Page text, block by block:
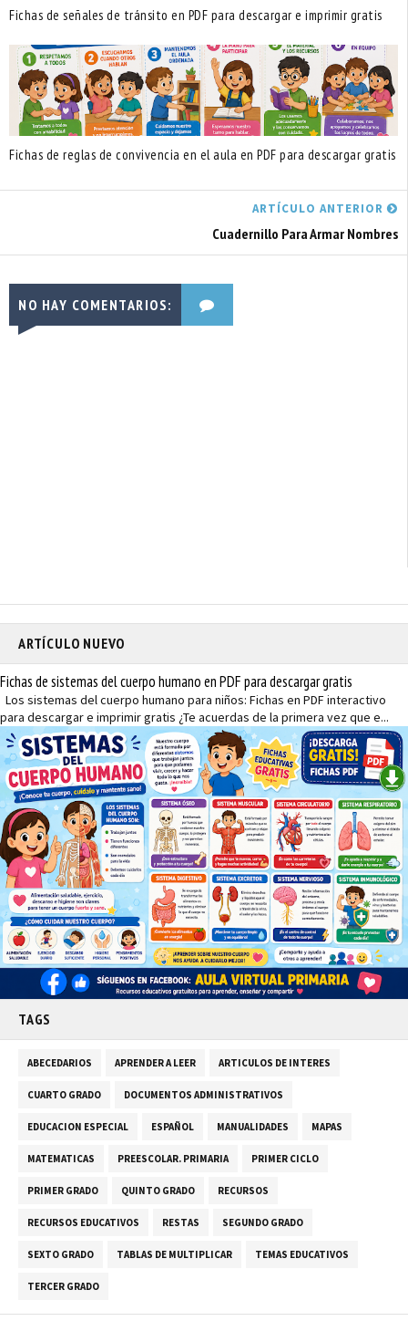
Fichas de señales de tránsito en PDF para descargar e imprimir gratis
Fichas de reglas de convivencia en el aula en PDF para descargar gratis
ARTÍCULO ANTERIOR
Cuadernillo Para Armar Nombres
NO HAY COMENTARIOS:
ARTÍCULO NUEVO
Fichas de sistemas del cuerpo humano en PDF para descargar gratis
Los sistemas del cuerpo humano para niños: Fichas en PDF interactivo
para descargar e imprimir gratis ¿Te acuerdas de la primera vez que e...
TAGS
ABECEDARIOS APRENDER A LEER ARTICULOS DE INTERES
CUARTO GRADO DOCUMENTOS ADMINISTRATIVOS
EDUCACION ESPECIAL ESPAÑOL MANUALIDADES MAPAS
MATEMATICAS PREESCOLAR. PRIMARIA PRIMER CICLO
PRIMER GRADO QUINTO GRADO RECURSOS
RECURSOS EDUCATIVOS RESTAS SEGUNDO GRADO
SEXTO GRADO TABLAS DE MULTIPLICAR TEMAS EDUCATIVOS
TERCER GRADO